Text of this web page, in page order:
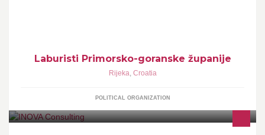
Laburisti Primorsko-goranske županije
Rijeka, Croatia
POLITICAL ORGANIZATION